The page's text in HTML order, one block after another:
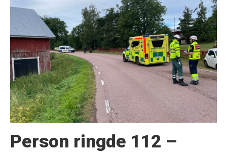
Person ringde 112 –